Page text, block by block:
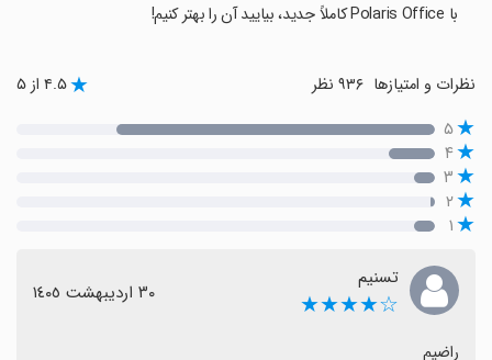
با Polaris Office کاملاً جدید، بیایید آن را بهتر کنیم!
نظرات و امتیازها ۴.۵ از ۵
۵
۴
۳
۲
۱
تسنیم
☆★★★★ ٣٠ اردیبهشت ١٤٠٥